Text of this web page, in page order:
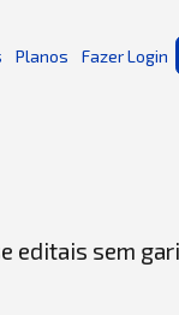
Planos Fazer Login
editais sem